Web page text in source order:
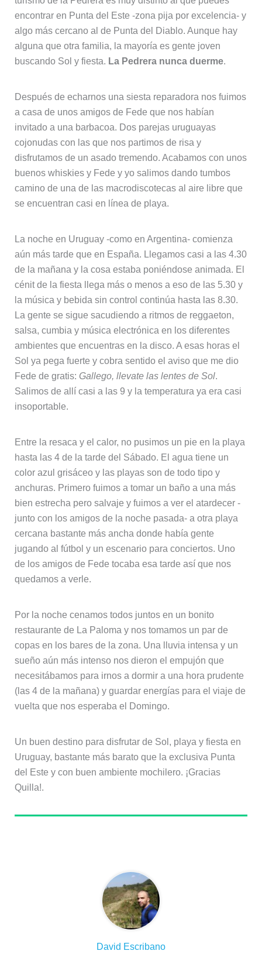
encontrar en Punta del Este -zona pija por excelencia- y
algo más cercano al de Punta del Diablo. Aunque hay
alguna que otra familia, la mayoría es gente joven
buscando Sol y fiesta. La Pedrera nunca duerme.
Después de echarnos una siesta reparadora nos fuimos
a casa de unos amigos de Fede que nos habían
invitado a una barbacoa. Dos parejas uruguayas
cojonudas con las que nos partimos de risa y
disfrutamos de un asado tremendo. Acabamos con unos
buenos whiskies y Fede y yo salimos dando tumbos
camino de una de las macrodiscotecas al aire libre que
se encuentran casi en línea de playa.
La noche en Uruguay -como en Argentina- comienza
aún más tarde que en España. Llegamos casi a las 4.30
de la mañana y la cosa estaba poniéndose animada. El
cénit de la fiesta llega más o menos a eso de las 5.30 y
la música y bebida sin control continúa hasta las 8.30.
La gente se sigue sacudiendo a ritmos de reggaeton,
salsa, cumbia y música electrónica en los diferentes
ambientes que encuentras en la disco. A esas horas el
Sol ya pega fuerte y cobra sentido el aviso que me dio
Fede de gratis: Gallego, llevate las lentes de Sol.
Salimos de allí casi a las 9 y la temperatura ya era casi
insoportable.
Entre la resaca y el calor, no pusimos un pie en la playa
hasta las 4 de la tarde del Sábado. El agua tiene un
color azul grisáceo y las playas son de todo tipo y
anchuras. Primero fuimos a tomar un baño a una más
bien estrecha pero salvaje y fuimos a ver el atardecer -
junto con los amigos de la noche pasada- a otra playa
cercana bastante más ancha donde había gente
jugando al fútbol y un escenario para conciertos. Uno
de los amigos de Fede tocaba esa tarde así que nos
quedamos a verle.
Por la noche cenamos todos juntos en un bonito
restaurante de La Paloma y nos tomamos un par de
copas en los bares de la zona. Una lluvia intensa y un
sueño aún más intenso nos dieron el empujón que
necesitábamos para irnos a dormir a una hora prudente
(las 4 de la mañana) y guardar energías para el viaje de
vuelta que nos esperaba el Domingo.
Un buen destino para disfrutar de Sol, playa y fiesta en
Uruguay, bastante más barato que la exclusiva Punta
del Este y con buen ambiente mochilero. ¡Gracias
Quilla!.
David Escribano